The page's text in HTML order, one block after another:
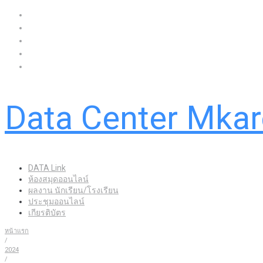
Data Center
DATA Link
ห้องสมุดออนไลน์
ผลงาน นักเรียน/โรงเรียน
ประชุมออนไลน์
เกียรติบัตร
หน้าแรก
/
2024
/